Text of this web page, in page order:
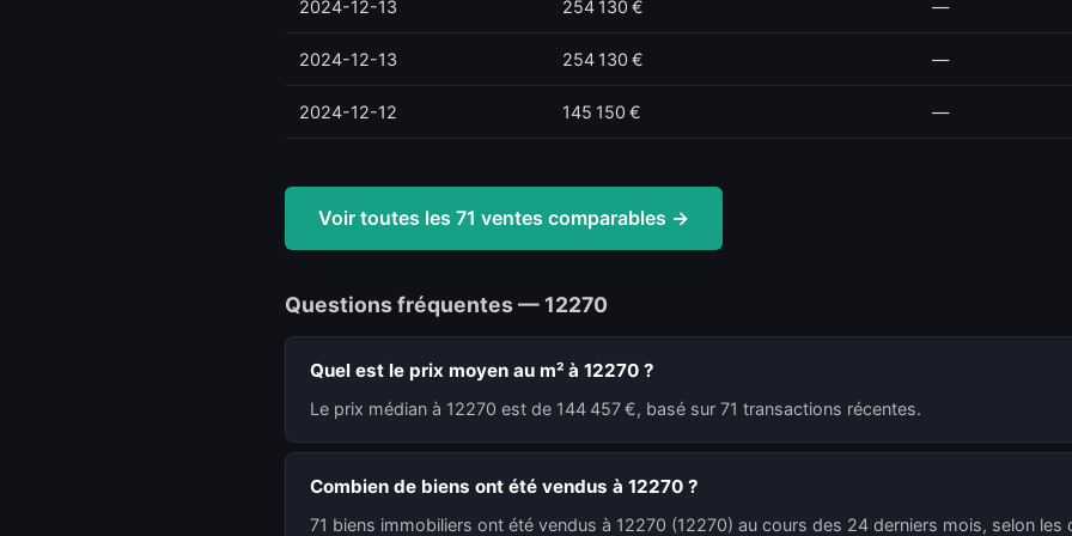
2024-12-13 254 130 € —
2024-12-13 254 130 € —
2024-12-12 145 150 € —
Voir toutes les 71 ventes comparables →
Questions fréquentes — 12270
Quel est le prix moyen au m² à 12270 ?
Le prix médian à 12270 est de 144 457 €, basé sur 71 transactions récentes.
Combien de biens ont été vendus à 12270 ?
71 biens immobiliers ont été vendus à 12270 (12270) au cours des 24 derniers mois, selon les